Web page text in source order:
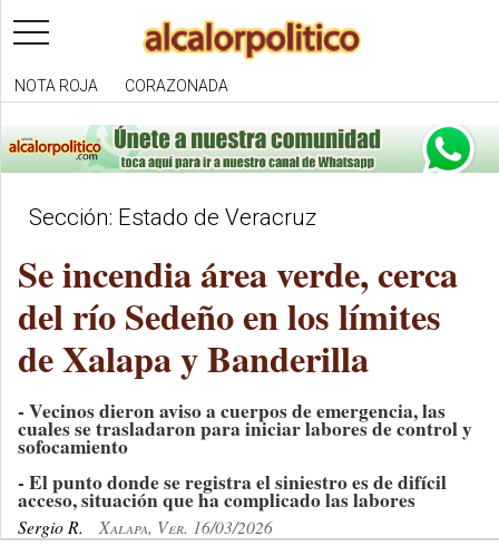
toggle
navigation
NOTA ROJA CORAZONADA
Sección: Estado de Veracruz
Se incendia área verde, cerca
del río Sedeño en los límites
de Xalapa y Banderilla
- Vecinos dieron aviso a cuerpos de emergencia, las
cuales se trasladaron para iniciar labores de control y
sofocamiento
- El punto donde se registra el siniestro es de difícil
acceso, situación que ha complicado las labores
Sergio R. Xalapa, Ver. 16/03/2026